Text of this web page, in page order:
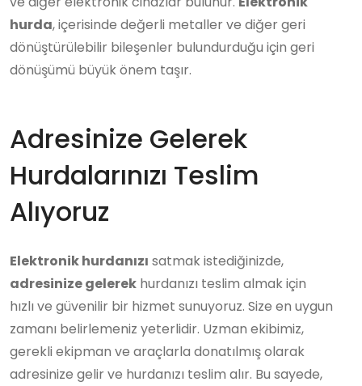
hurda, içerisinde değerli metaller ve diğer geri
dönüştürülebilir bileşenler bulundurduğu için geri
dönüşümü büyük önem taşır.
Adresinize Gelerek
Hurdalarınızı Teslim
Alıyoruz
Elektronik hurdanızı satmak istediğinizde,
adresinize gelerek hurdanızı teslim almak için
hızlı ve güvenilir bir hizmet sunuyoruz. Size en uygun
zamanı belirlemeniz yeterlidir. Uzman ekibimiz,
gerekli ekipman ve araçlarla donatılmış olarak
adresinize gelir ve hurdanızı teslim alır. Bu sayede,